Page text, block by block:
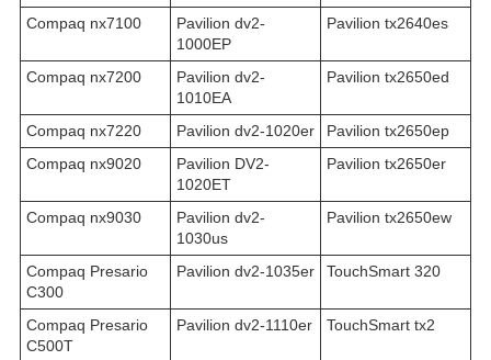
Compaq nx7100
Pavilion dv2-
1000EP
Pavilion tx2640es
Compaq nx7200
Pavilion dv2-
1010EA
Pavilion tx2650ed
Compaq nx7220 Pavilion dv2-1020er
Pavilion tx2650ep
Compaq nx9020
Pavilion DV2-
1020ET
Pavilion tx2650er
Compaq nx9030
Pavilion dv2-
1030us
Pavilion tx2650ew
Compaq Presario
C300
Pavilion dv2-1035er TouchSmart 320
Compaq Presario
C500T
Pavilion dv2-1110er TouchSmart tx2